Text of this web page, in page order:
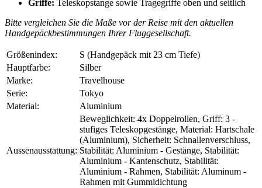
Griffe: Teleskopstange sowie Tragegriffe oben und seitlich
Bitte vergleichen Sie die Maße vor der Reise mit den aktuellen
Handgepäckbestimmungen Ihrer Fluggesellschaft.
Größenindex:
S (Handgepäck mit 23 cm Tiefe)
Hauptfarbe:
Silber
Marke:
Travelhouse
Serie:
Tokyo
Material:
Aluminium
Aussenausstattung:
Beweglichkeit: 4x Doppelrollen, Griff: 3 -
stufiges Teleskopgestänge, Material: Hartschale
(Aluminium), Sicherheit: Schnallenverschluss,
Stabilität: Aluminium - Gestänge, Stabilität:
Aluminium - Kantenschutz, Stabilität:
Aluminium - Rahmen, Stabilität: Aluminum -
Rahmen mit Gummidichtung